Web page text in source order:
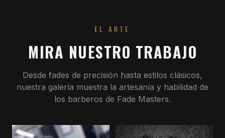
EL ARTE
MIRA NUESTRO TRABAJO
Desde fades de precisión hasta estilos clásicos,
nuestra galería muestra la artesanía y habilidad de
los barberos de Fade Masters.